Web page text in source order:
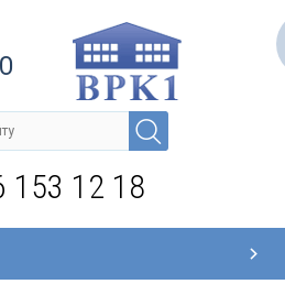
153 12 18